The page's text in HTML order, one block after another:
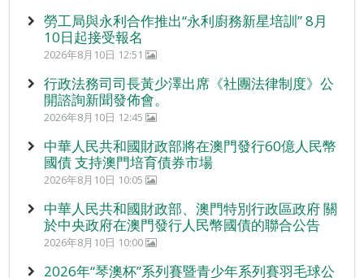
勞工局與永利合作推出“永利廚務新星培訓” 8月
10日起接受報名
2026年8月10日 12:51
行政法務司司長黃少澤出席《社團法律制度》公
開諮詢新聞發佈會。
2026年8月10日 12:45
中華人民共和國財政部將在澳門發行60億人民幣
國債 支持澳門培育債券市場
2026年8月10日 10:05
中華人民共和國財政部、澳門特別行政區政府 關
於中央政府在澳門發行人民幣國債的聯合公告
2026年8月10日 10:00
2026年“琴澳杯”系列賽暨青少年系列賽羽毛球公